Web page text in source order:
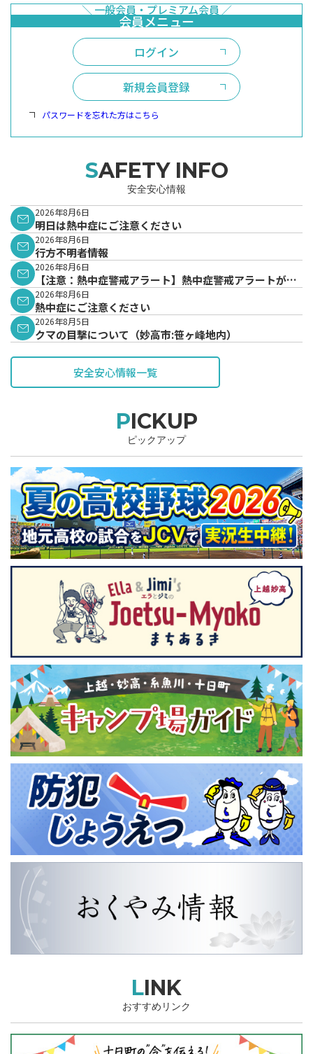
ログイン
新規会員登録
パスワードを忘れた方はこちら
SAFETY INFO
安全安心情報
2026年8月6日
明日は熱中症にご注意ください
2026年8月6日
行方不明者情報
2026年8月6日
【注意：熱中症警戒アラート】熱中症警戒アラートが発
表されています。
2026年8月6日
熱中症にご注意ください
2026年8月5日
クマの目撃について（妙高市:笹ヶ峰地内）
安全安心情報一覧
PICKUP
ピックアップ
LINK
おすすめリンク